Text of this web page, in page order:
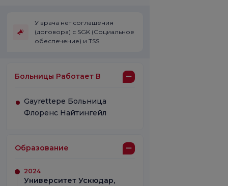
У врача нет соглашения
(договора) с SGK (Социальное
обеспечение) и TSS.
Больницы Работает В
Gayrettepe Больница
Флоренс Найтингейл
Образование
2024
Университет Ускюдар,